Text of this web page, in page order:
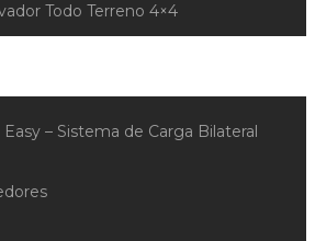
Todo Terreno 4×4
– Sistema de Carga Bilateral